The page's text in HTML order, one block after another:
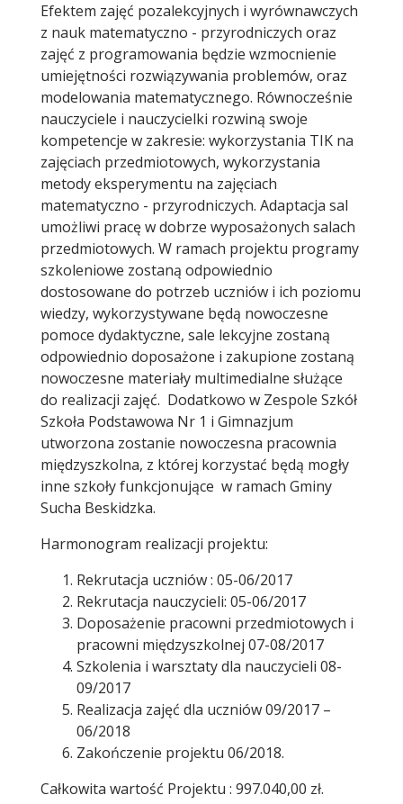
Efektem zajęć pozalekcyjnych i wyrównawczych
z nauk matematyczno - przyrodniczych oraz
zajęć z programowania będzie wzmocnienie
umiejętności rozwiązywania problemów, oraz
modelowania matematycznego. Równocześnie
nauczyciele i nauczycielki rozwiną swoje
kompetencje w zakresie: wykorzystania TIK na
zajęciach przedmiotowych, wykorzystania
metody eksperymentu na zajęciach
matematyczno - przyrodniczych. Adaptacja sal
umożliwi pracę w dobrze wyposażonych salach
przedmiotowych. W ramach projektu programy
szkoleniowe zostaną odpowiednio
dostosowane do potrzeb uczniów i ich poziomu
wiedzy, wykorzystywane będą nowoczesne
pomoce dydaktyczne, sale lekcyjne zostaną
odpowiednio doposażone i zakupione zostaną
nowoczesne materiały multimedialne służące
do realizacji zajęć. Dodatkowo w Zespole Szkół
Szkoła Podstawowa Nr 1 i Gimnazjum
utworzona zostanie nowoczesna pracownia
międzyszkolna, z której korzystać będą mogły
inne szkoły funkcjonujące w ramach Gminy
Sucha Beskidzka.
Harmonogram realizacji projektu:
Rekrutacja uczniów : 05-06/2017
Rekrutacja nauczycieli: 05-06/2017
Doposażenie pracowni przedmiotowych i
pracowni międzyszkolnej 07-08/2017
Szkolenia i warsztaty dla nauczycieli 08-
09/2017
Realizacja zajęć dla uczniów 09/2017 –
06/2018
Zakończenie projektu 06/2018.
Całkowita wartość Projektu : 997.040,00 zł.